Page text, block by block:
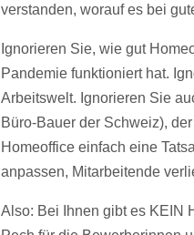
verstanden, worauf es bei
Ignorieren Sie, wie gut
Pandemie funktioniert hat.
Arbeitswelt. Ignorieren Sie
Büro-Bauer der Schweiz),
Homeoffice einfach eine
anpassen, Mitarbeitende
Also: Bei Ihnen gibt es KEIN